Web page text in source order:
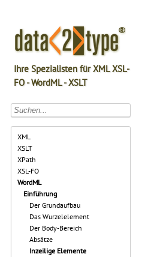
Ihre Spezialisten für XML XSL-
FO - WordML - XSLT
XML
XSLT
XPath
XSL-FO
WordML
Einführung
Der Grundaufbau
Das Wurzelelement
Der Body-Bereich
Absätze
Inzeilige Elemente